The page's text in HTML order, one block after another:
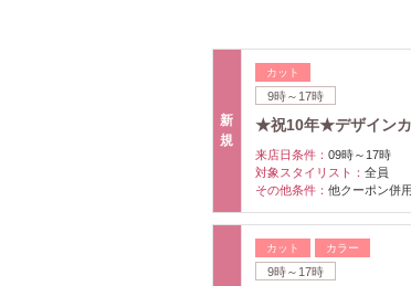
新
規
カット
9時～17時
★祝10年★デザイン
来店日条件： 09時～17時
対象スタイリスト： 全員
その他条件： 他クーポン併
カット カラー
9時～17時